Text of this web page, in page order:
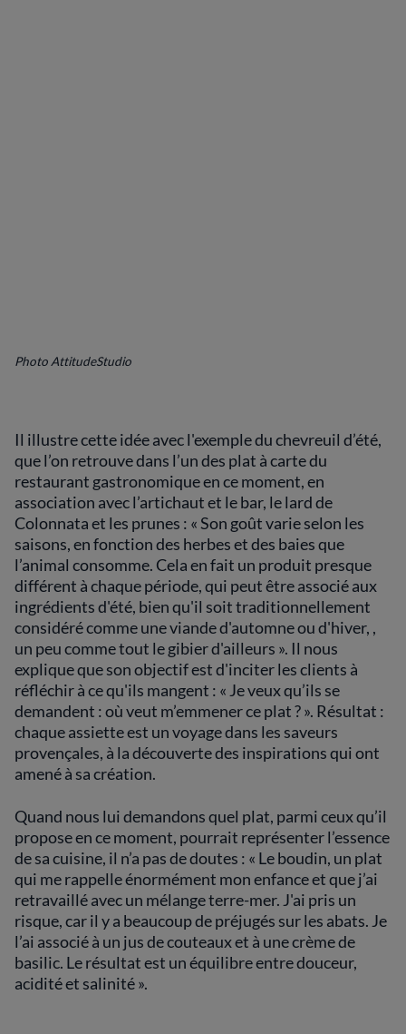
Photo AttitudeStudio
Il illustre cette idée avec l'exemple du chevreuil d’été,
que l’on retrouve dans l’un des plat à carte du
restaurant gastronomique en ce moment, en
association avec l’artichaut et le bar, le lard de
Colonnata et les prunes : « Son goût varie selon les
saisons, en fonction des herbes et des baies que
l’animal consomme. Cela en fait un produit presque
différent à chaque période, qui peut être associé aux
ingrédients d'été, bien qu'il soit traditionnellement
considéré comme une viande d'automne ou d'hiver, ,
un peu comme tout le gibier d'ailleurs ». Il nous
explique que son objectif est d'inciter les clients à
réfléchir à ce qu'ils mangent : « Je veux qu’ils se
demandent : où veut m’emmener ce plat ? ». Résultat :
chaque assiette est un voyage dans les saveurs
provençales, à la découverte des inspirations qui ont
amené à sa création.
Quand nous lui demandons quel plat, parmi ceux qu’il
propose en ce moment, pourrait représenter l’essence
de sa cuisine, il n’a pas de doutes : « Le boudin, un plat
qui me rappelle énormément mon enfance et que j’ai
retravaillé avec un mélange terre-mer. J'ai pris un
risque, car il y a beaucoup de préjugés sur les abats. Je
l’ai associé à un jus de couteaux et à une crème de
basilic. Le résultat est un équilibre entre douceur,
acidité et salinité ».